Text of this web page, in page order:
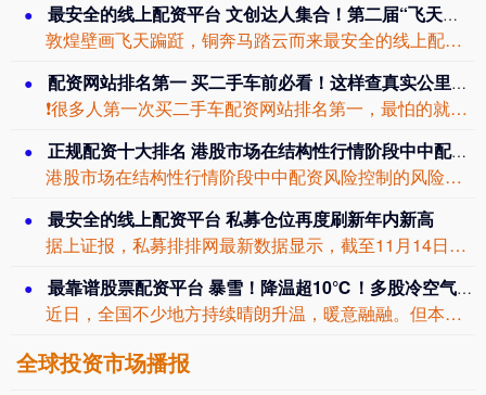
最安全的线上配资平台 文创达人集合！第二届“飞天杯”甘肃文创设计大赛火热征稿中，8万元大奖等你拿
敦煌壁画飞天蹁跹，铜奔马踏云而来最安全的线上配资平台，彩陶纹样诉说千年……想不想...
配资网站排名第一 买二手车前必看！这样查真实公里数不被坑
❗很多人第一次买二手车配资网站排名第一，最怕的就是买到“调过表”的车。看上去车况...
正规配资十大排名 港股市场在结构性行情阶段中中配资风险控制的风险管理实战经验
港股市场在结构性行情阶段中中配资风险控制的风险管理实战经验近期，在亚太股市的指数...
最安全的线上配资平台 私募仓位再度刷新年内新高
据上证报，私募排排网最新数据显示，截至11月14日，股票私募仓位指数达81.13...
最靠谱股票配资平台 暴雪！降温超10℃！多股冷空气接连来袭，这些地方注意
近日，全国不少地方持续晴朗升温，暖意融融。但本周将先后有三股冷空气接连影响我国，...
全球投资市场播报